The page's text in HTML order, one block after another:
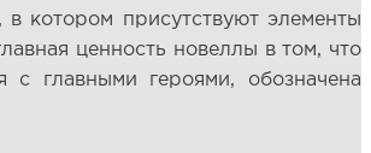
котором присутствуют элементы
ценность новеллы в том, что
главными героями, обозначена